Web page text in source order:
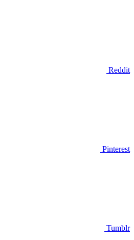
Reddit
Pinterest
Tumblr